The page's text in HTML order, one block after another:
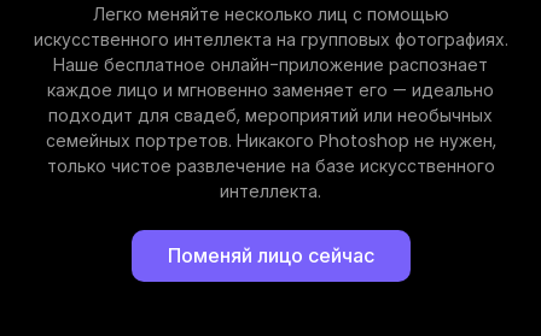
Легко меняйте несколько лиц с помощью
искусственного интеллекта на групповых фотографиях.
Наше бесплатное онлайн-приложение распознает
каждое лицо и мгновенно заменяет его — идеально
подходит для свадеб, мероприятий или необычных
семейных портретов. Никакого Photoshop не нужен,
только чистое развлечение на базе искусственного
интеллекта.
Поменяй лицо сейчас